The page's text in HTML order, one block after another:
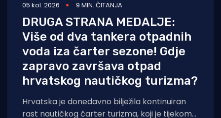
05 kol. 2026 9 MIN. ČITANJA
DRUGA STRANA MEDALJE:
Više od dva tankera otpadnih
voda iza čarter sezone! Gdje
zapravo završava otpad
hrvatskog nautičkog turizma?
Hrvatska je donedavno bilježila kontinuiran
rast nautičkog čarter turizma, koji je tijekom